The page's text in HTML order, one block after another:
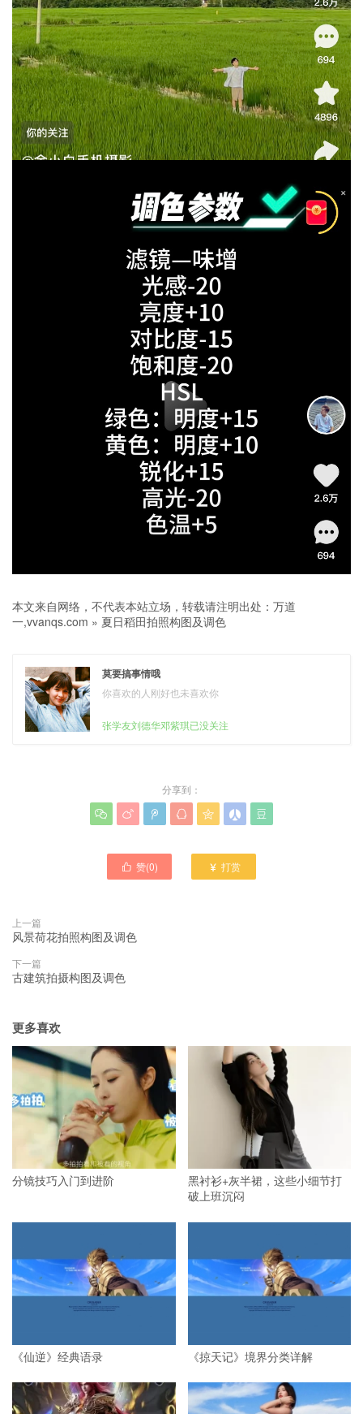
本文来自网络，不代表本站立场，转载请注明出处： 万道
一,vvanqs.com » 夏日稻田拍照构图及调色
莫要搞事情哦
你喜欢的人刚好也未喜欢你
张学友刘德华邓紫琪已没关注
分享到：
      
 赞(0)  打赏
上一篇
风景荷花拍照构图及调色
下一篇
古建筑拍摄构图及调色
更多喜欢
分镜技巧入门到进阶
黑衬衫+灰半裙，这些小细节打
破上班沉闷
《仙逆》经典语录 《掠天记》境界分类详解